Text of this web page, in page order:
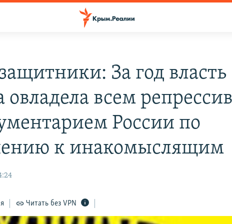
За год власть
всем
России по
к инакомыслящим
Читать без VPN